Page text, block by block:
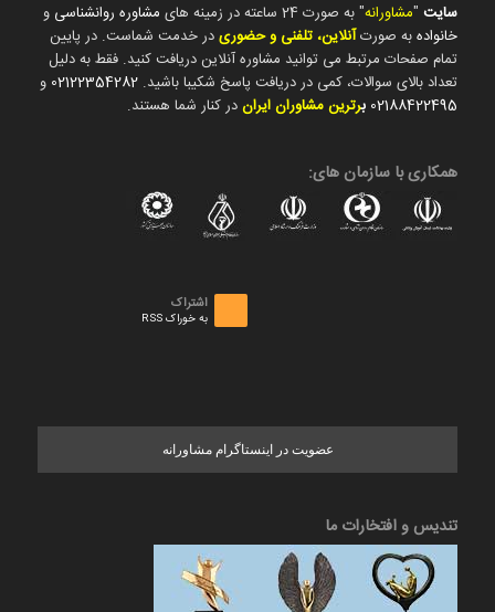
سایت"مشاورانه" به صورت 24 ساعته در زمینه های مشاوره روانشناسی و
خانوادهبه صورتآنلاین، تلفنی و حضوریدر خدمت شماست. در پایین
تمام صفحات مرتبط می توانید مشاوره آنلاین دریافت کنید. فقط به دلیل
تعداد بالای سوالات، کمی در دریافت پاسخ شکیبا باشید. 02122354282 و
02188422495 برترین مشاوران ایراندر کنار شما هستند.
همکاری با سازمان های:
اشتراک
به خوراک RSS
عضویت در اینستاگرام مشاورانه
تندیس و افتخارات ما